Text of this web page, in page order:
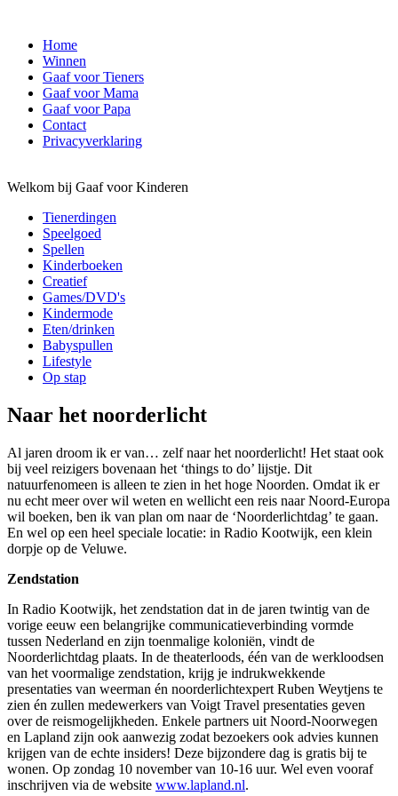
Home
Winnen
Gaaf voor Tieners
Gaaf voor Mama
Gaaf voor Papa
Contact
Privacyverklaring
Welkom bij Gaaf voor Kinderen
Tienerdingen
Speelgoed
Spellen
Kinderboeken
Creatief
Games/DVD's
Kindermode
Eten/drinken
Babyspullen
Lifestyle
Op stap
Naar het noorderlicht
Al jaren droom ik er van… zelf naar het noorderlicht! Het staat ook
bij veel reizigers bovenaan het ‘things to do’ lijstje. Dit
natuurfenomeen is alleen te zien in het hoge Noorden. Omdat ik er
nu echt meer over wil weten en wellicht een reis naar Noord-Europa
wil boeken, ben ik van plan om naar de ‘Noorderlichtdag’ te gaan.
En wel op een heel speciale locatie: in Radio Kootwijk, een klein
dorpje op de Veluwe.
Zendstation
In Radio Kootwijk, het zendstation dat in de jaren twintig van de
vorige eeuw een belangrijke communicatieverbinding vormde
tussen Nederland en zijn toenmalige koloniën, vindt de
Noorderlichtdag plaats. In de theaterloods, één van de werkloodsen
van het voormalige zendstation, krijg je indrukwekkende
presentaties van weerman én noorderlichtexpert Ruben Weytjens te
zien én zullen medewerkers van Voigt Travel presentaties geven
over de reismogelijkheden. Enkele partners uit Noord-Noorwegen
en Lapland zijn ook aanwezig zodat bezoekers ook advies kunnen
krijgen van de echte insiders! Deze bijzondere dag is gratis bij te
wonen. Op zondag 10 november van 10-16 uur. Wel even vooraf
inschrijven via de website www.lapland.nl.